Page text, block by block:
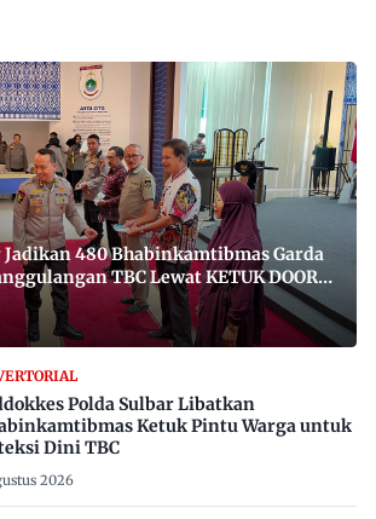
Jadikan 480 Bhabinkamtibmas Garda
TBC Lewat KETUK DOORS
Polda Sulbar Libatkan
Ketuk Pintu Warga untuk
Dini TBC
2026